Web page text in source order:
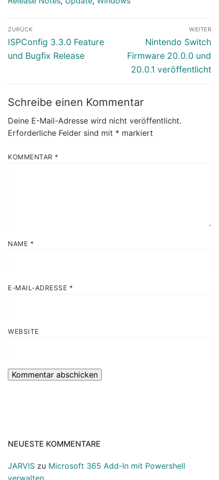
Beitragsnavigation
ZURÜCK
Vorheriger
Beitrag:
ISPConfig 3.3.0 Feature
und Bugfix Release
WEITER
Nächster
Beitrag:
Nintendo Switch
Firmware 20.0.0 und
20.0.1 veröffentlicht
Schreibe einen Kommentar
Deine E-Mail-Adresse wird nicht veröffentlicht.
Erforderliche Felder sind mit * markiert
KOMMENTAR *
NAME *
E-MAIL-ADRESSE *
WEBSITE
NEUESTE KOMMENTARE
JARVIS zu Microsoft 365 Add-In mit Powershell
verwalten